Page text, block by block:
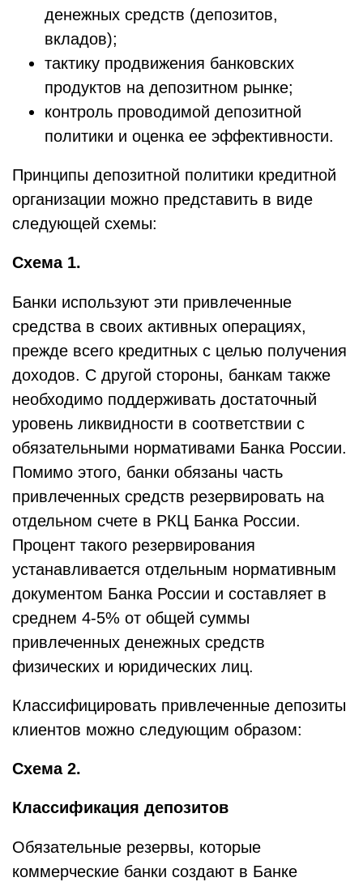
денежных средств (депозитов,
вкладов);
тактику продвижения банковских
продуктов на депозитном рынке;
контроль проводимой депозитной
политики и оценка ее эффективности.
Принципы депозитной политики кредитной
организации можно представить в виде
следующей схемы:
Схема 1.
Банки используют эти привлеченные
средства в своих активных операциях,
прежде всего кредитных с целью получения
доходов. С другой стороны, банкам также
необходимо поддерживать достаточный
уровень ликвидности в соответствии с
обязательными нормативами Банка России.
Помимо этого, банки обязаны часть
привлеченных средств резервировать на
отдельном счете в РКЦ Банка России.
Процент такого резервирования
устанавливается отдельным нормативным
документом Банка России и составляет в
среднем 4-5% от общей суммы
привлеченных денежных средств
физических и юридических лиц.
Классифицировать привлеченные депозиты
клиентов можно следующим образом:
Схема 2.
Классификация депозитов
Обязательные резервы, которые
коммерческие банки создают в Банке